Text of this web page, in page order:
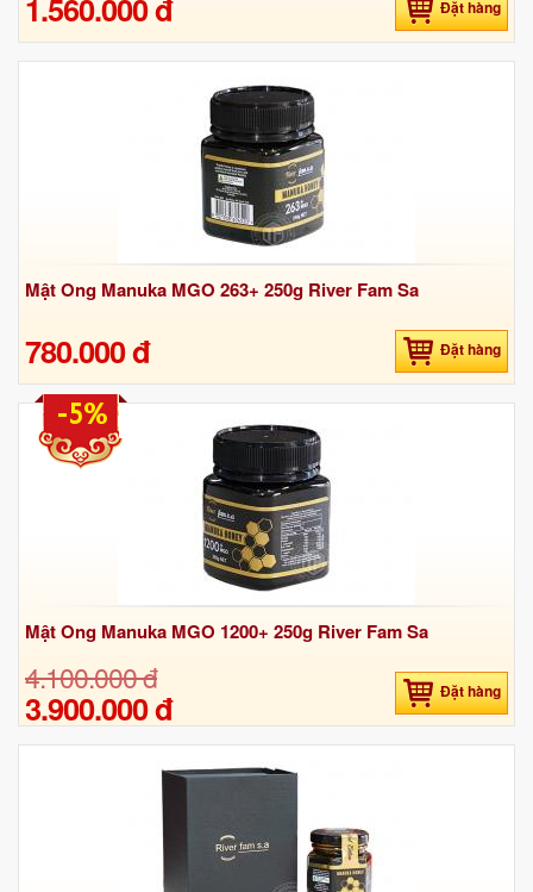
Đặt hàng
Mật Ong Manuka MGO 263+ 250g River Fam Sa
780.000 đ Đặt hàng
Mật Ong Manuka MGO 1200+ 250g River Fam Sa
4.100.000 đ
3.900.000 đ Đặt hàng
-5%